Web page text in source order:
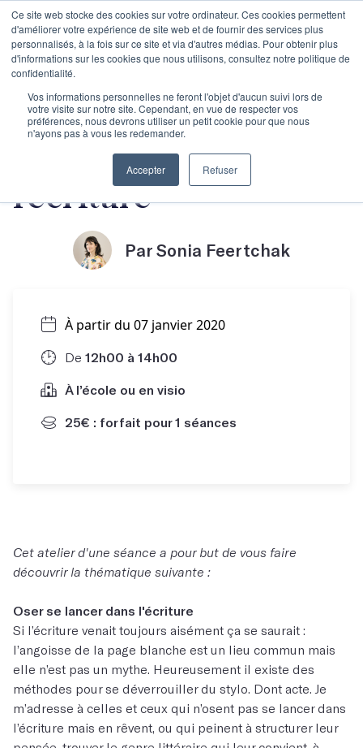
Ce site web stocke des cookies sur votre ordinateur. Ces cookies permettent
d'améliorer votre expérience de site web et de fournir des services plus
personnalisés, à la fois sur ce site et via d'autres médias. Pour obtenir plus
d'informations sur les cookies que nous utilisons, consultez notre politique de
confidentialité.
Vos informations personnelles ne feront l'objet d'aucun suivi lors de
votre visite sur notre site. Cependant, en vue de respecter vos
préférences, nous devrons utiliser un petit cookie pour que nous
n'ayons pas à vous les redemander.
Accepter Refuser
Atelier découverte :
Oser se lancer dans
l'écriture
Par Sonia Feertchak
À partir du 07 janvier 2020
De 12h00 à 14h00
À l’école ou en visio
25€ : forfait pour 1 séances
Cet atelier d'une séance a pour but de vous faire
découvrir la thématique suivante :
Oser se lancer dans l'écriture
Si l’écriture venait toujours aisément ça se saurait :
l’angoisse de la page blanche est un lieu commun mais
elle n’est pas un mythe. Heureusement il existe des
méthodes pour se déverrouiller du stylo. Dont acte. Je
m’adresse à celles et ceux qui n’osent pas se lancer dans
l’écriture mais en rêvent, ou qui peinent à structurer leur